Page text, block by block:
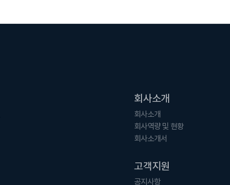
회사소개
회사소개
회사역량 및 현황
회사소개서
고객지원
공지사항